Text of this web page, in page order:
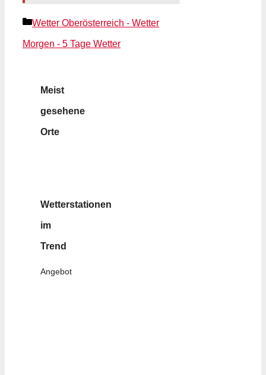
Kategorien
Wetter Oberösterreich - Wetter
Morgen - 5 Tage Wetter
Meist
gesehene
Orte
Wetterstationen
im
Trend
Angebot